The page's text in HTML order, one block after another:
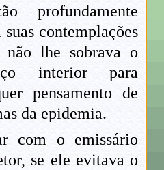
profundamente
contemplações
não lhe sobrava o
interior para
pensamento de
da epidemia.
com o emissário
se ele evitava o